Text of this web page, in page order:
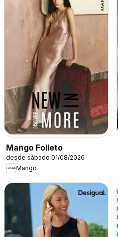
Mango Folleto
desde sábado 01/08/2026
Mango